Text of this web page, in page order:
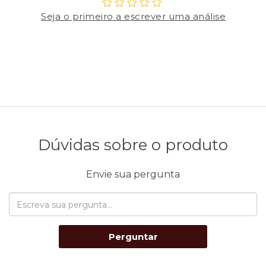
Seja o primeiro a escrever uma análise
Dúvidas sobre o produto
Envie sua pergunta
Perguntar